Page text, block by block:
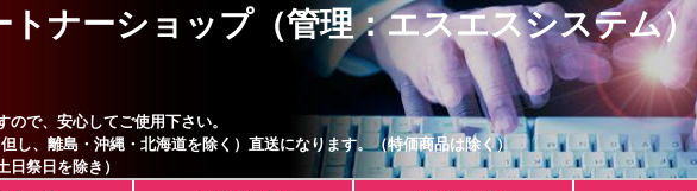
トナーショップ（管理：エスエスシステム）
で、安心してご使用下さい。
し、離島・沖縄・北海道を除く）直送になります。（特価商品は除く）
祭日を除き）